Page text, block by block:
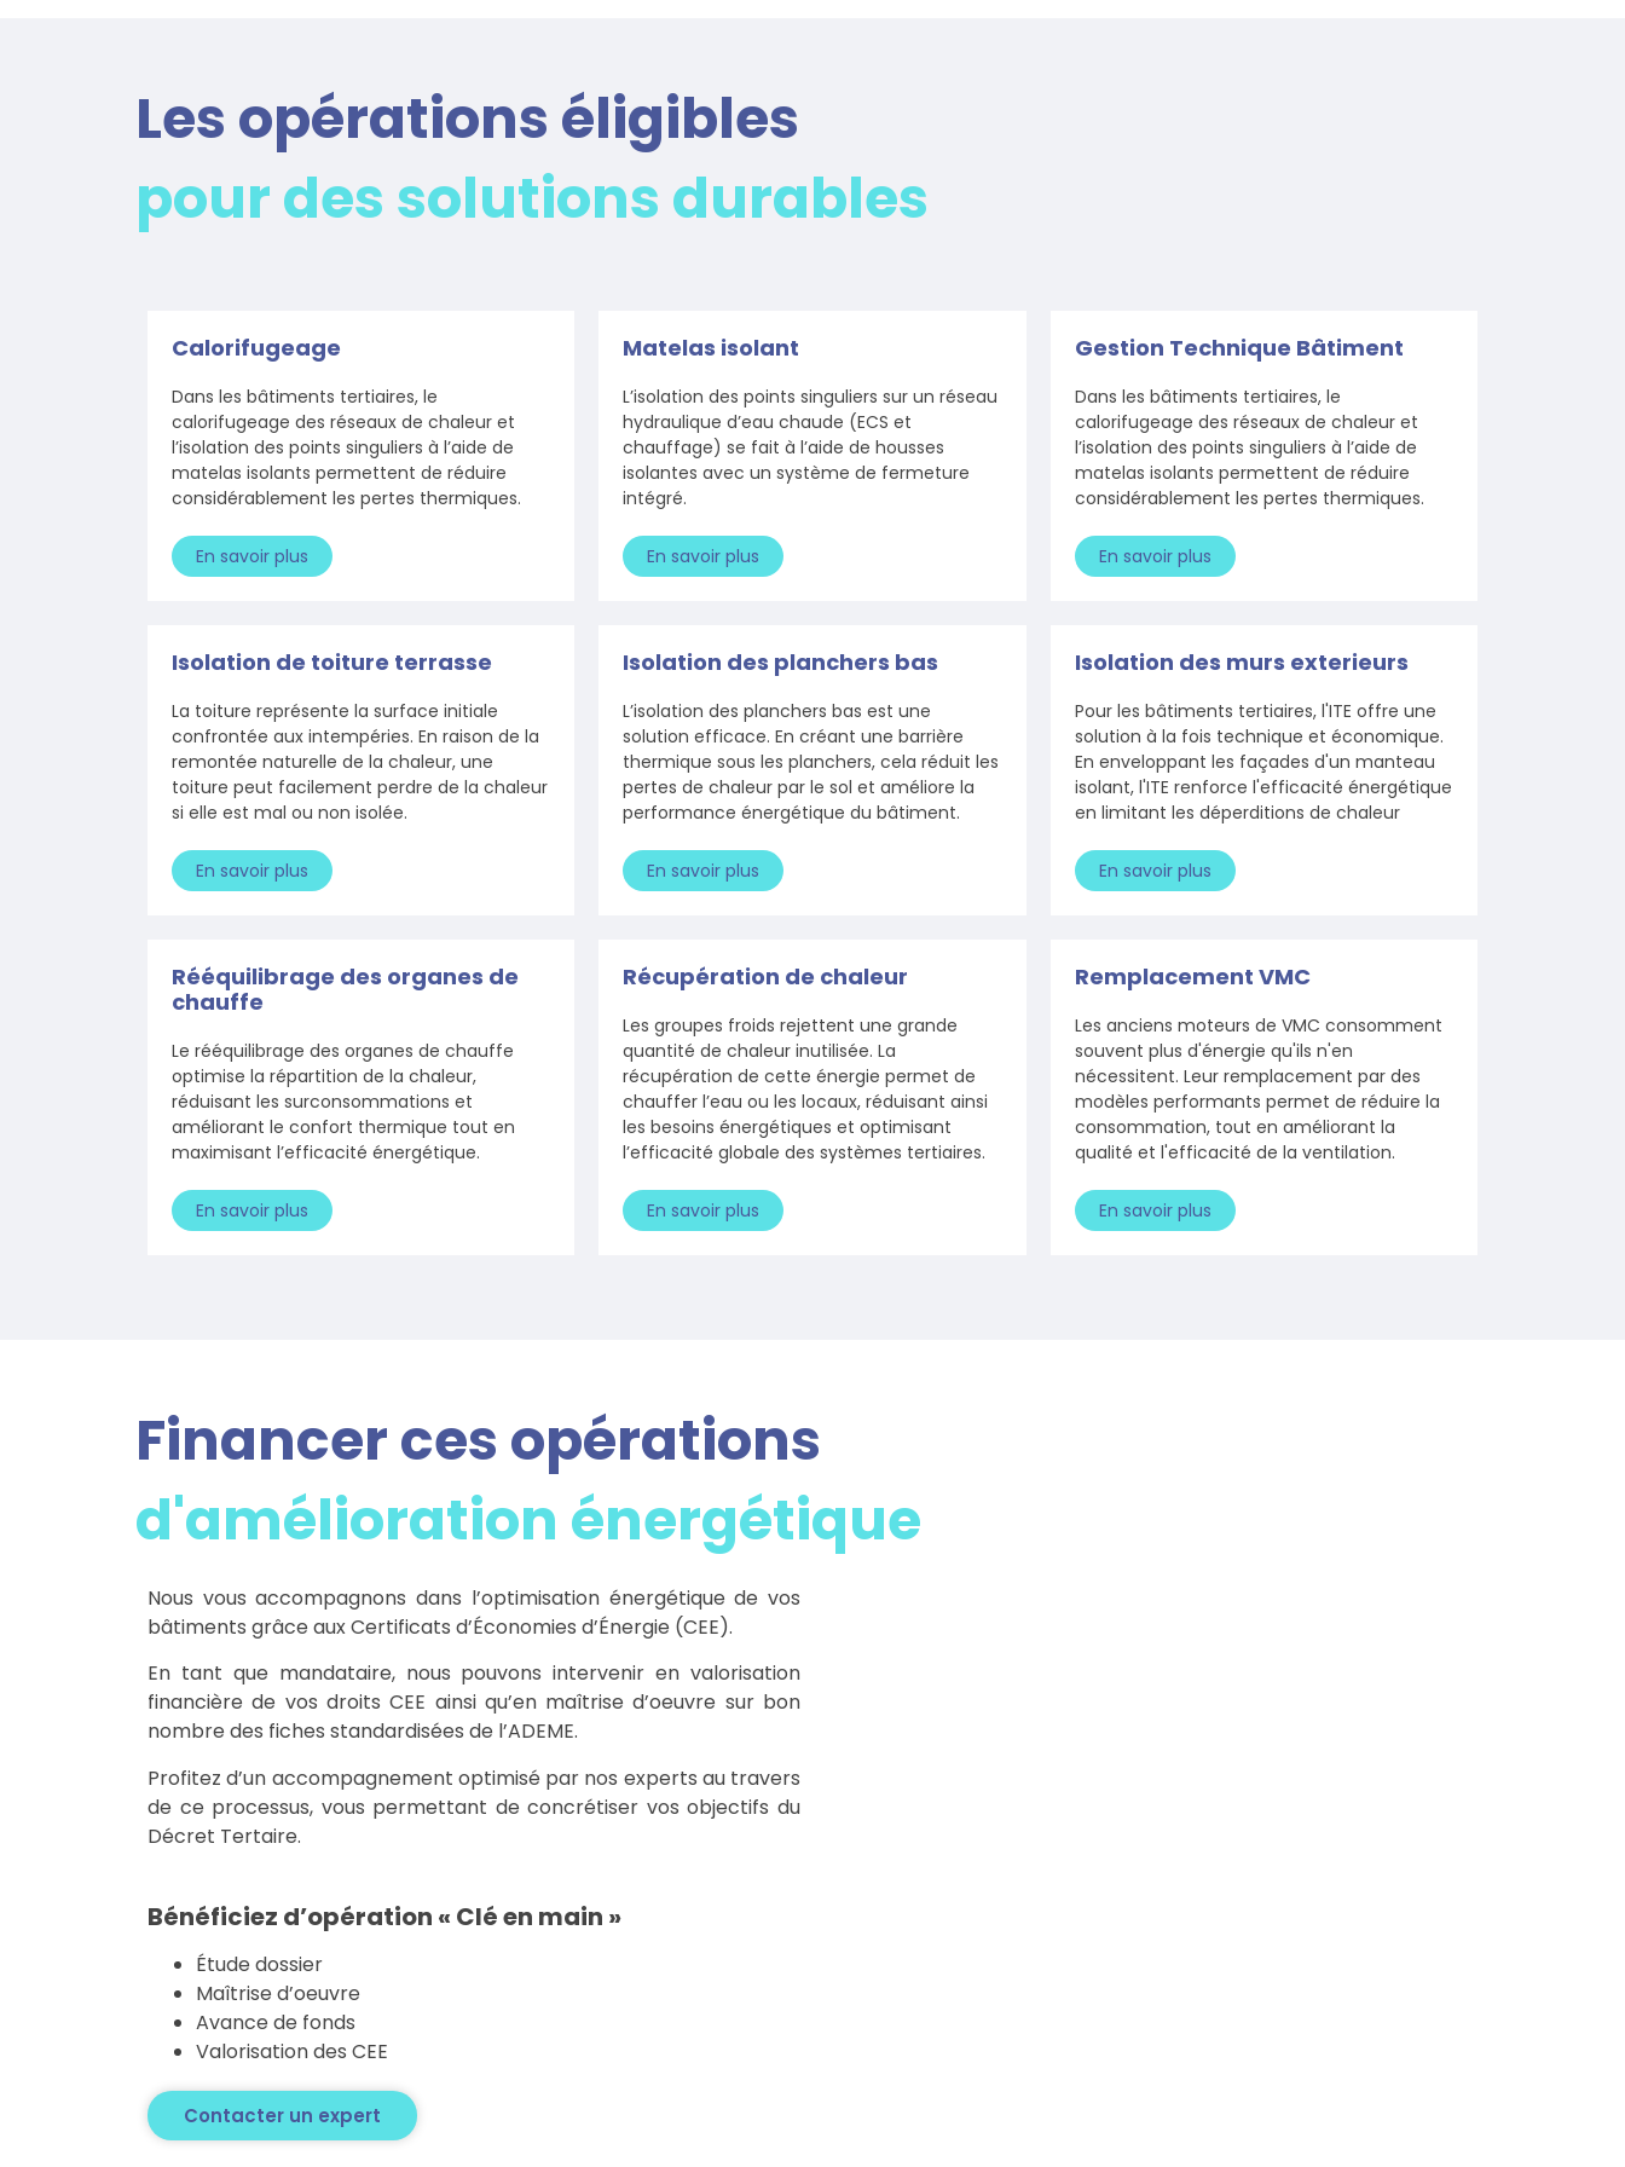
Les opérations éligibles
pour des solutions durables
Calorifugeage
Dans les bâtiments tertiaires, le
calorifugeage des réseaux de chaleur et
l’isolation des points singuliers à l’aide de
matelas isolants permettent de réduire
considérablement les pertes thermiques.
En savoir plus
Matelas isolant
L’isolation des points singuliers sur un réseau
hydraulique d’eau chaude (ECS et
chauffage) se fait à l’aide de housses
isolantes avec un système de fermeture
intégré.
En savoir plus
Gestion Technique Bâtiment
Dans les bâtiments tertiaires, le
calorifugeage des réseaux de chaleur et
l’isolation des points singuliers à l’aide de
matelas isolants permettent de réduire
considérablement les pertes thermiques.
En savoir plus
Isolation de toiture terrasse
La toiture représente la surface initiale
confrontée aux intempéries. En raison de la
remontée naturelle de la chaleur, une
toiture peut facilement perdre de la chaleur
si elle est mal ou non isolée.
En savoir plus
Isolation des planchers bas
L’isolation des planchers bas est une
solution efficace. En créant une barrière
thermique sous les planchers, cela réduit les
pertes de chaleur par le sol et améliore la
performance énergétique du bâtiment.
En savoir plus
Isolation des murs exterieurs
Pour les bâtiments tertiaires, l'ITE offre une
solution à la fois technique et économique.
En enveloppant les façades d'un manteau
isolant, l'ITE renforce l'efficacité énergétique
en limitant les déperditions de chaleur
En savoir plus
Rééquilibrage des organes de
chauffe
Le rééquilibrage des organes de chauffe
optimise la répartition de la chaleur,
réduisant les surconsommations et
améliorant le confort thermique tout en
maximisant l’efficacité énergétique.
En savoir plus
Récupération de chaleur
Les groupes froids rejettent une grande
quantité de chaleur inutilisée. La
récupération de cette énergie permet de
chauffer l’eau ou les locaux, réduisant ainsi
les besoins énergétiques et optimisant
l’efficacité globale des systèmes tertiaires.
En savoir plus
Remplacement VMC
Les anciens moteurs de VMC consomment
souvent plus d'énergie qu'ils n'en
nécessitent. Leur remplacement par des
modèles performants permet de réduire la
consommation, tout en améliorant la
qualité et l'efficacité de la ventilation.
En savoir plus
Financer ces opérations
d'amélioration énergétique
Nous vous accompagnons dans l’optimisation énergétique de vos
bâtiments grâce aux Certificats d’Économies d’Énergie (CEE).
En tant que mandataire, nous pouvons intervenir en valorisation
financière de vos droits CEE ainsi qu’en maîtrise d’oeuvre sur bon
nombre des fiches standardisées de l’ADEME.
Profitez d’un accompagnement optimisé par nos experts au travers
de ce processus, vous permettant de concrétiser vos objectifs du
Décret Tertaire.
Bénéficiez d’opération « Clé en main »
Étude dossier
Maîtrise d’oeuvre
Avance de fonds
Valorisation des CEE
Contacter un expert